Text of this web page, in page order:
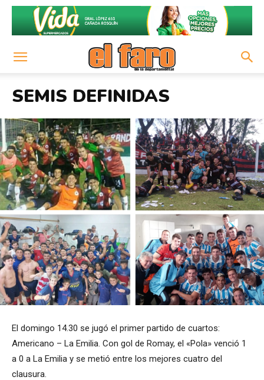
SEMIS DEFINIDAS
El domingo 14.30 se jugó el primer partido de cuartos:
Americano – La Emilia. Con gol de Romay, el «Pola» venció 1
a 0 a La Emilia y se metió entre los mejores cuatro del
clausura.